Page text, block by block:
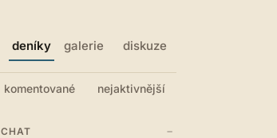
deníky galerie diskuze
komentované nejaktivnější
CHAT −